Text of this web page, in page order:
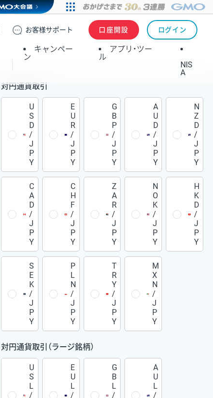
お客様サポート 口座開設 ログイン
キャンペー
ン
アプリ・ツー
ル
NIS
A
対円通貨取引
U
S
D
/
J
P
Y
E
U
R
/
J
P
Y
G
B
P
/
J
P
Y
A
U
D
/
J
P
Y
N
Z
D
/
J
P
Y
C
A
D
/
J
P
Y
C
H
F
/
J
P
Y
Z
A
R
/
J
P
Y
N
O
K
/
J
P
Y
H
K
D
/
J
P
Y
S
E
K
/
J
P
Y
P
L
N
/
J
P
Y
T
R
Y
/
J
P
Y
M
X
N
/
J
P
Y
対円通貨取引（ラージ銘柄）
U
S
L
/
E
U
L
/
G
B
L
/
A
U
L
/